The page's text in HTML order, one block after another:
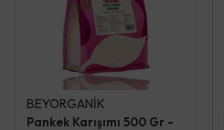
BEYORGANİK
Pankek Karışımı 500 Gr -